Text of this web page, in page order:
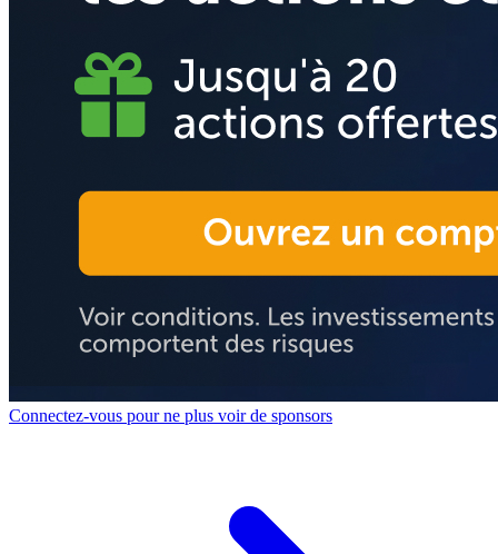
Connectez-vous pour ne plus voir de sponsors